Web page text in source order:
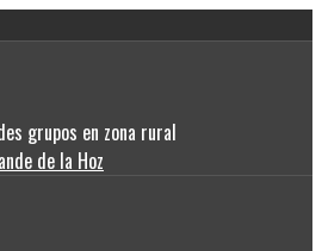
grupos en zona rural
de la Hoz